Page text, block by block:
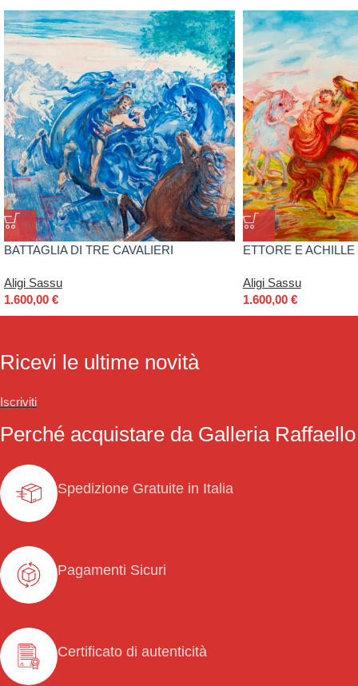
BATTAGLIA DI TRE CAVALIERI
Aligi Sassu
1.600,00 €
ETTORE E ACHILLE
Aligi Sassu
1.600,00 €
Ricevi le ultime novità
Iscriviti
Perché acquistare da Galleria Raffaello
Spedizione Gratuite in Italia
Pagamenti Sicuri
Certificato di autenticità